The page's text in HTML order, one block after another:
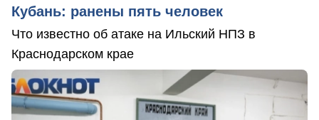
Кубань: ранены пять человек
Что известно об атаке на Ильский НПЗ в
Краснодарском крае